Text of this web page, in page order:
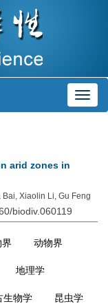
arid zones in
Xiaolin Li, Gu Feng
biodiv.060119
界 动物界
地理学
生物学 昆虫学